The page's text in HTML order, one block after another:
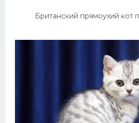
Британский прямоухий кот